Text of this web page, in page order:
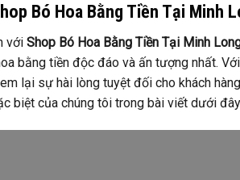
Bó Hoa Bằng Tiền Tại Minh
với Shop Bó Hoa Bằng Tiền Tại Minh
bằng tiền độc đáo và ấn tượng nhất.
lại sự hài lòng tuyệt đối cho khách
biệt của chúng tôi trong bài viết dưới